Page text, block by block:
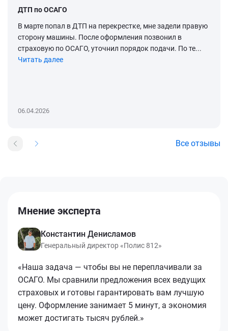
ДТП по ОСАГО
В марте попал в ДТП на перекрестке, мне задели правую
сторону машины. После оформления позвонил в
страховую по ОСАГО, уточнил порядок подачи. По те...
Читать далее
06.04.2026
Все отзывы
Мнение эксперта
Константин Денисламов
Генеральный директор «Полис 812»
«Наша задача — чтобы вы не переплачивали за
ОСАГО. Мы сравнили предложения всех ведущих
страховых и готовы гарантировать вам лучшую
цену. Оформление занимает 5 минут, а экономия
может достигать тысяч рублей.»